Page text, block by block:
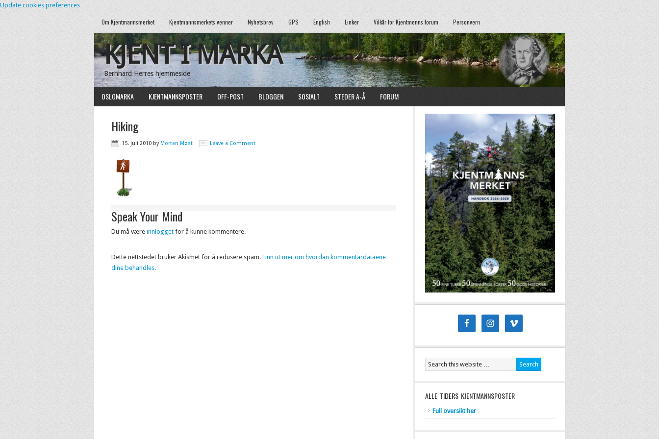
Update cookies preferences
Om Kjentmannsmerket Kjentmannsmerkets venner Nyhetsbrev GPS English Linker Vilkår for Kjentmenns forum Personvern
KJENT I MARKA
Bernhard Herres hjemmeside
OSLOMARKA KJENTMANNSPOSTER OFF-POST BLOGGEN SOSIALT STEDER A-Å FORUM
Hiking
15. juli 2010 byMorten Møst Leave a Comment
Speak Your Mind
Du må være innlogget for å kunne kommentere.
Dette nettstedet bruker Akismet for å redusere spam. Finn ut mer om hvordan kommentardataene
dine behandles.
ALLE TIDERS KJENTMANNSPOSTER
Full oversikt her